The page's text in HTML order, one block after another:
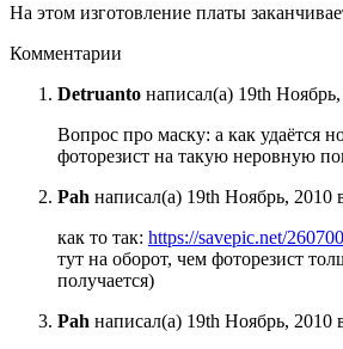
На этом изготовление платы
Комментарии
Detruanto написал(а) 19th
Вопрос про маску: а как удаётся
фоторезист на такую неровную
Pah написал(а) 19th Ноябрь, 2010
как то так: https://savepic.net/
тут на оборот, чем фоторезист
получается)
Pah написал(а) 19th Ноябрь, 2010